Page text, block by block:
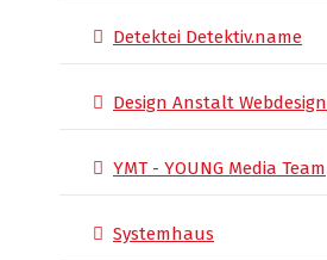
Detektei Detektiv.name
Design Anstalt Webdesign
YMT - YOUNG Media Team
Systemhaus